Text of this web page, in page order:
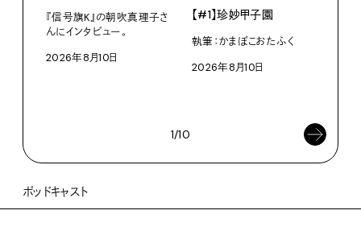
『信号旗K』の朝吹真理子さ
んにインタビュー。
2026年8月10日
【#1】珍妙甲子園
執筆：かまぼこおたふく
2026年8月10日
1/10
ポッドキャスト